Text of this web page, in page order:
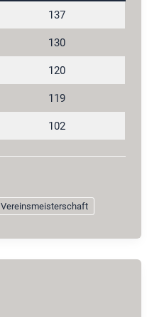
137
130
120
119
102
Vereinsmeisterschaft